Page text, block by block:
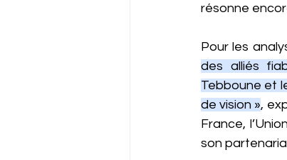
résonne
Pour les
des alliés
Tebboune et
de vision »,
France,
son